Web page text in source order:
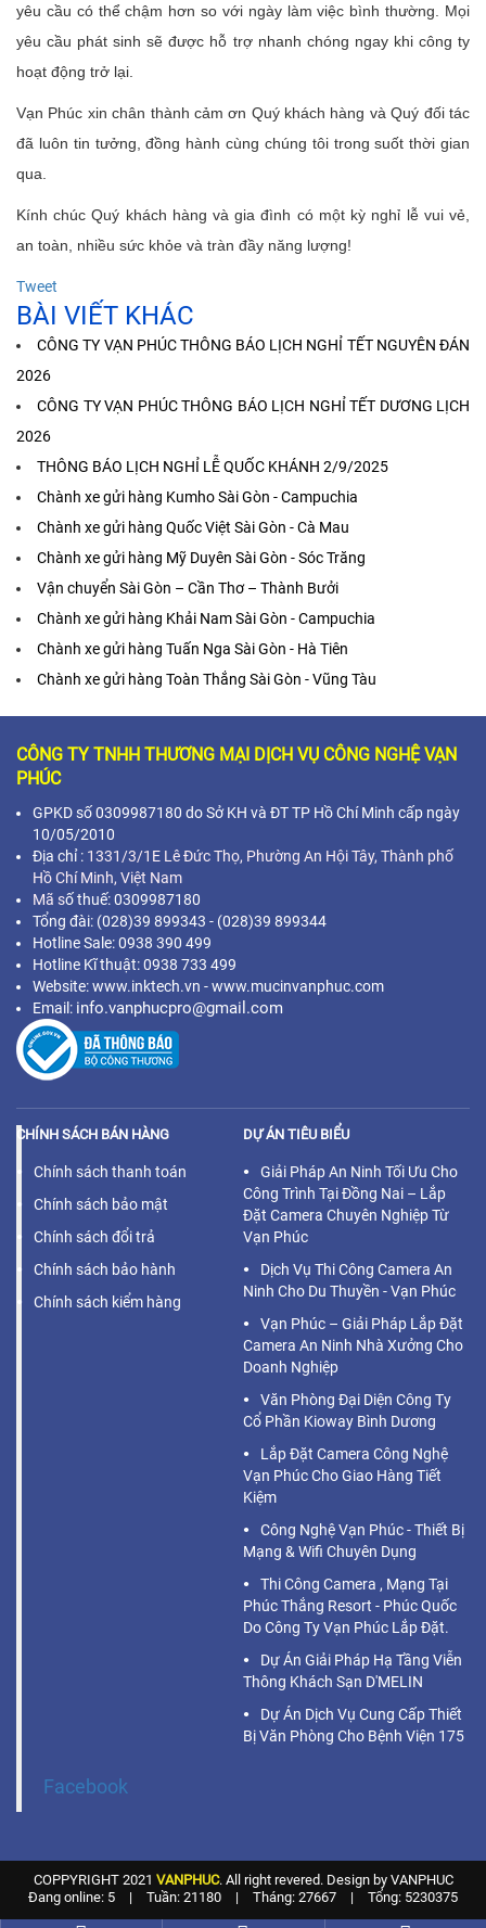
yêu cầu có thể chậm hơn so với ngày làm việc bình thường. Mọi
yêu cầu phát sinh sẽ được hỗ trợ nhanh chóng ngay khi công ty
hoạt động trở lại.
Vạn Phúc xin chân thành cảm ơn Quý khách hàng và Quý đối tác
đã luôn tin tưởng, đồng hành cùng chúng tôi trong suốt thời gian
qua.
Kính chúc Quý khách hàng và gia đình có một kỳ nghỉ lễ vui vẻ,
an toàn, nhiều sức khỏe và tràn đầy năng lượng!
Tweet
BÀI VIẾT KHÁC
CÔNG TY VẠN PHÚC THÔNG BÁO LỊCH NGHỈ TẾT NGUYÊN ĐÁN
2026
CÔNG TY VẠN PHÚC THÔNG BÁO LỊCH NGHỈ TẾT DƯƠNG LỊCH
2026
THÔNG BÁO LỊCH NGHỈ LỄ QUỐC KHÁNH 2/9/2025
Chành xe gửi hàng Kumho Sài Gòn - Campuchia
Chành xe gửi hàng Quốc Việt Sài Gòn - Cà Mau
Chành xe gửi hàng Mỹ Duyên Sài Gòn - Sóc Trăng
Vận chuyển Sài Gòn – Cần Thơ – Thành Bưởi
Chành xe gửi hàng Khải Nam Sài Gòn - Campuchia
Chành xe gửi hàng Tuấn Nga Sài Gòn - Hà Tiên
Chành xe gửi hàng Toàn Thắng Sài Gòn - Vũng Tàu
CÔNG TY TNHH THƯƠNG MẠI DỊCH VỤ CÔNG NGHỆ VẠN
PHÚC
GPKD số 0309987180 do Sở KH và ĐT TP Hồ Chí Minh cấp ngày
10/05/2010
Địa chỉ : 1331/3/1E Lê Đức Thọ, Phường An Hội Tây, Thành phố
Hồ Chí Minh, Việt Nam
Mã số thuế: 0309987180
Tổng đài: (028)39 899343 - (028)39 899344
Hotline Sale: 0938 390 499
Hotline Kĩ thuật: 0938 733 499
Website: www.inktech.vn - www.mucinvanphuc.com
Email: info.vanphucpro@gmail.com
CHÍNH SÁCH BÁN HÀNG
Chính sách thanh toán
Chính sách bảo mật
Chính sách đổi trả
Chính sách bảo hành
Chính sách kiểm hàng
DỰ ÁN TIÊU BIỂU
Giải Pháp An Ninh Tối Ưu Cho
Công Trình Tại Đồng Nai – Lắp
Đặt Camera Chuyên Nghiệp Từ
Vạn Phúc
Dịch Vụ Thi Công Camera An
Ninh Cho Du Thuyền - Vạn Phúc
Vạn Phúc – Giải Pháp Lắp Đặt
Camera An Ninh Nhà Xưởng Cho
Doanh Nghiệp
Văn Phòng Đại Diện Công Ty
Cổ Phần Kioway Bình Dương
Lắp Đặt Camera Công Nghệ
Vạn Phúc Cho Giao Hàng Tiết
Kiệm
Công Nghệ Vạn Phúc - Thiết Bị
Mạng & Wifi Chuyên Dụng
Thi Công Camera , Mạng Tại
Phúc Thắng Resort - Phúc Quốc
Do Công Ty Vạn Phúc Lắp Đặt.
Dự Án Giải Pháp Hạ Tầng Viễn
Thông Khách Sạn D'MELIN
Dự Án Dịch Vụ Cung Cấp Thiết
Bị Văn Phòng Cho Bệnh Viện 175
Facebook
COPPYRIGHT 2021 VANPHUC. All right revered. Design by VANPHUC
Đang online: 5
| Tuần: 21180 | Tháng: 27667 | Tổng: 5230375